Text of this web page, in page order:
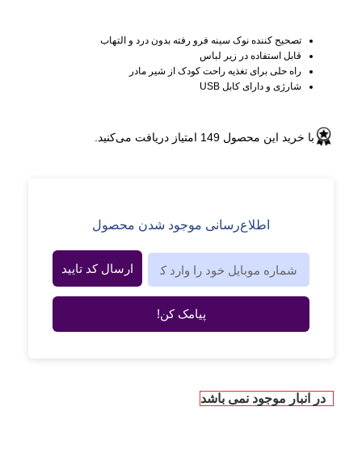
تصحیح کننده نوک سینه فرو رفته بدون درد و التهاب
قابل استفاده در زیر لباس
راه حلی برای تغذیه راحت کودک از شیر مادر
شارژی و دارای کابل USB
با خرید این محصول 149 امتیاز دریافت می‌کنید.
اطلاع‌رسانی موجود شدن محصول
ارسال کد تایید
پیامک کن!
در انبار موجود نمی باشد